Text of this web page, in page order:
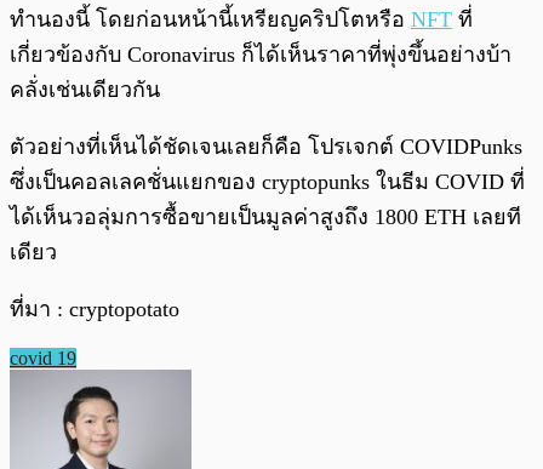
ทำนองนี้ โดยก่อนหน้านี้เหรียญคริปโตหรือ NFT ที่
เกี่ยวข้องกับ Coronavirus ก็ได้เห็นราคาที่พุ่งขึ้นอย่างบ้า
คลั่งเช่นเดียวกัน
ตัวอย่างที่เห็นได้ชัดเจนเลยก็คือ โปรเจกต์ COVIDPunks
ซึ่งเป็นคอลเลคชั่นแยกของ cryptopunks ในธีม COVID ที่
ได้เห็นวอลุ่มการซื้อขายเป็นมูลค่าสูงถึง 1800 ETH เลยที
เดียว
ที่มา : cryptopotato
covid 19